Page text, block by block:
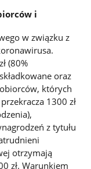
i
w związku z
(80%
oraz
których
1300 zł
z tytułu
otrzymają
zł. Warunkiem